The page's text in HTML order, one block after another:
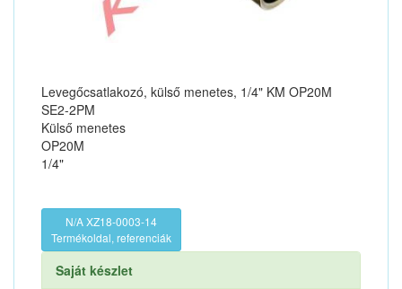
Levegőcsatlakozó, külső menetes, 1/4" KM OP20M
SE2-2PM
Külső menetes
OP20M
1/4"
N/A XZ18-0003-14
Termékoldal, referenciák
Saját készlet